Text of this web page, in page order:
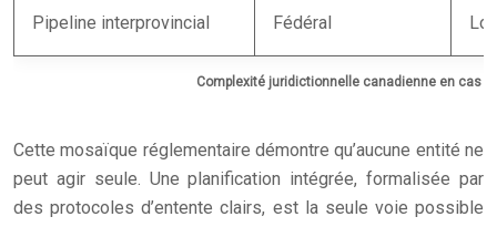
Complexité juridictionnelle canadienne en cas
Pipeline interprovincial Fédéral Loi
Cette mosaïque réglementaire démontre qu’aucune entité ne
peut agir seule. Une planification intégrée, formalisée par
des protocoles d’entente clairs, est la seule voie possible